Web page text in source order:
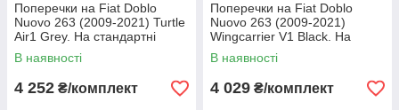
Поперечки на Fiat Doblo
Nuovo 263 (2009-2021) Turtle
Air1 Grey. На стандартні
рейлінги. Замок на ключах.
Сірі
В наявності
4 252 ₴/комплект
Поперечки на Fiat Doblo
Nuovo 263 (2009-2021)
Wingcarrier V1 Black. На
стандартні рейлінги. Замок
на ключах. Чорні
В наявності
4 029 ₴/комплект